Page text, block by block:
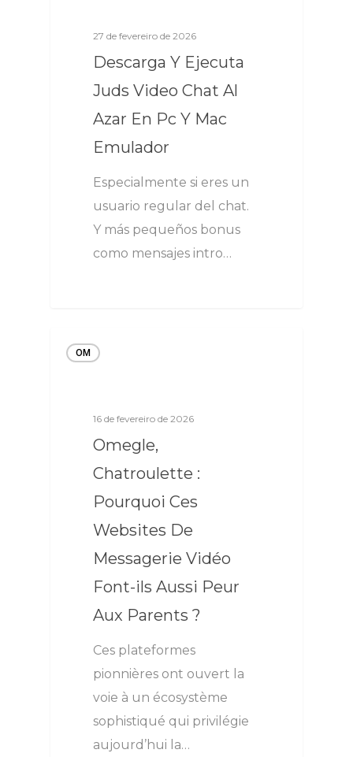
27 de fevereiro de 2026
Descarga Y Ejecuta
Juds Video Chat Al
Azar En Pc Y Mac
Emulador
Especialmente si eres un
usuario regular del chat.
Y más pequeños bonus
como mensajes intro…
OM
16 de fevereiro de 2026
Omegle,
Chatroulette :
Pourquoi Ces
Websites De
Messagerie Vidéo
Font-ils Aussi Peur
Aux Parents ?
Ces plateformes
pionnières ont ouvert la
voie à un écosystème
sophistiqué qui privilégie
aujourd’hui la…